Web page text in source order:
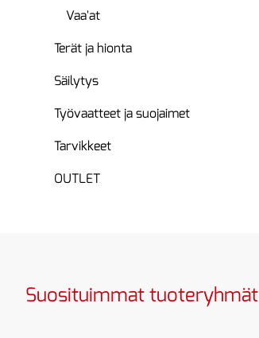
Vaa'at
Terät ja hionta
Säilytys
Työvaatteet ja suojaimet
Tarvikkeet
OUTLET
Suosituimmat tuoteryhmät